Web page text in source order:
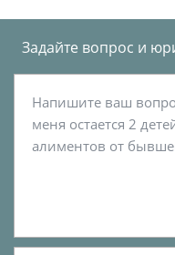
Задайте вопрос и